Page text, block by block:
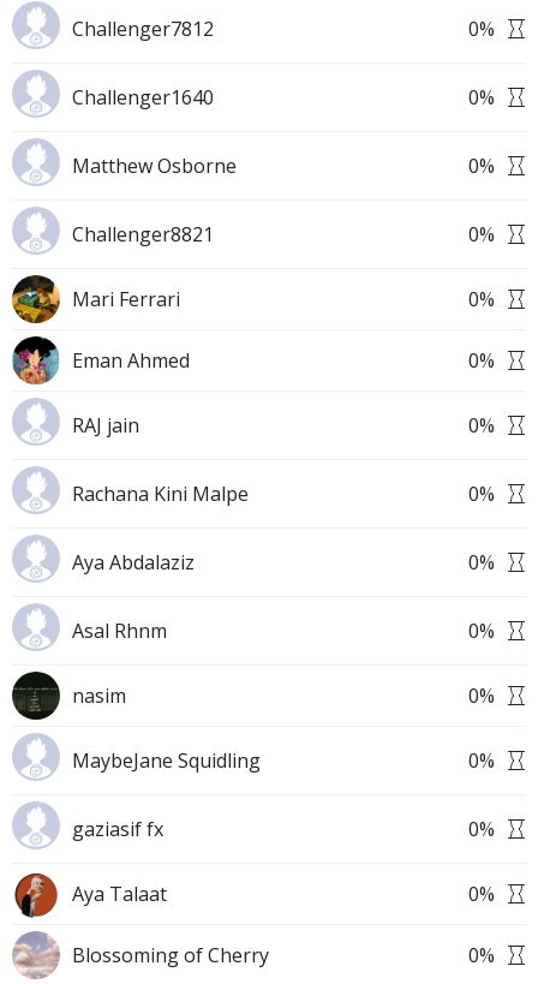
Challenger7812 0%
Challenger1640 0%
Matthew Osborne 0%
Challenger8821 0%
Mari Ferrari 0%
Eman Ahmed 0%
RAJ jain 0%
Rachana Kini Malpe 0%
Aya Abdalaziz 0%
Asal Rhnm 0%
nasim 0%
MaybeJane Squidling 0%
gaziasif fx 0%
Aya Talaat 0%
Blossoming of Cherry 0%